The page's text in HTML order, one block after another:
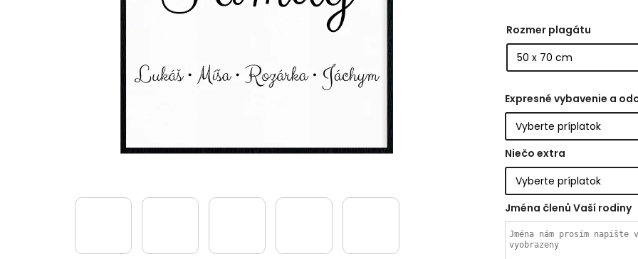
Rozmer plagátu
Expresné vybavenie a
Niečo extra
Jména členů Vaší rodiny